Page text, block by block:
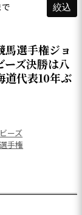
で 絞込
馬選手権ジョ
ーズ決勝は八
道代表10年ぶ
ーズ
手権